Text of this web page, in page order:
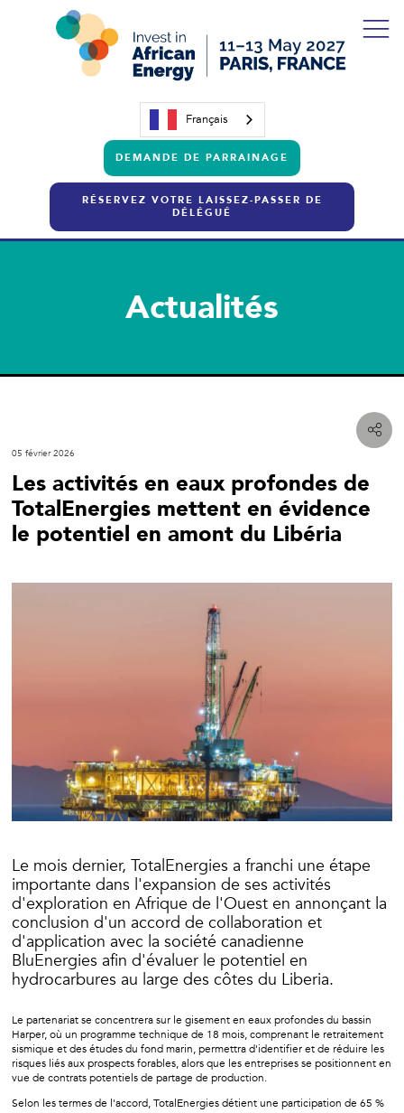
Français
DEMANDE DE PARRAINAGE
RÉSERVEZ VOTRE LAISSEZ-PASSER DE
DÉLÉGUÉ
Actualités
05 février 2026
Les activités en eaux profondes de
TotalEnergies mettent en évidence
le potentiel en amont du Libéria
Le mois dernier, TotalEnergies a franchi une étape
importante dans l'expansion de ses activités
d'exploration en Afrique de l'Ouest en annonçant la
conclusion d'un accord de collaboration et
d'application avec la société canadienne
BluEnergies afin d'évaluer le potentiel en
hydrocarbures au large des côtes du Liberia.
Le partenariat se concentrera sur le gisement en eaux profondes du bassin
Harper, où un programme technique de 18 mois, comprenant le retraitement
sismique et des études du fond marin, permettra d'identifier et de réduire les
risques liés aux prospects forables, alors que les entreprises se positionnent en
vue de contrats potentiels de partage de production.
Selon les termes de l'accord, TotalEnergies détient une participation de 65 %